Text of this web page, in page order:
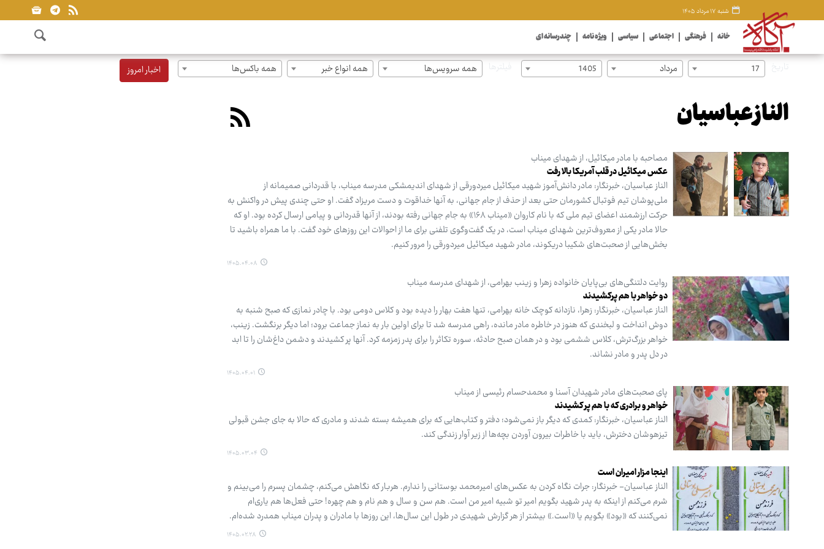
شنبه ۱۷ مرداد ۱۴۰۵
خانه فرهنگی اجتماعی سیاسی ویژه نامه چندرسانه ای
17 مرداد 1405 همه سرویس‌ها همه انواع خبر همه باکس‌ها اخبار امروز
الناز عباسیان
مصاحبه با مادر میکائیل، از شهدای میناب
عکس میکائیل در قلب آمریکا بالا رفت
الناز عباسیان، خبرنگار: مادر دانش‌آموز شهید میکائیل میردورقی از شهدای اندیمشکی مدرسه میناب، با قدردانی صمیمانه از
ملی‌پوشان تیم فوتبال کشورمان حتی بعد از حذف از جام جهانی، به آنها خداقوت و دست مریزاد گفت. او حتی چندی پیش در واکنش به
حرکت ارزشمند اعضای تیم ملی که با نام کاروان «میناب ۱۶۸» به جام جهانی رفته بودند، از آنها قدردانی و پیامی ارسال کرده بود. او که
حالا مادر یکی از معروف‌ترین شهدای میناب است، در یک گفت‌وگوی تلفنی برای ما از احوالات این روزهای خود گفت. با ما همراه باشید تا
بخش‌هایی از صحبت‌های شکیبا دریکوند، مادر شهید میکائیل میردورقی را مرور کنیم.
۱۴۰۵.۰۴.۰۸
روایت دلتنگی‌های بی‌پایان خانواده زهرا و زینب بهرامی، از شهدای مدرسه میناب
دو خواهر با هم پرکشیدند
الناز عباسیان، خبرنگار: زهرا، نازدانه کوچک خانه بهرامی، تنها هفت بهار را دیده بود و کلاس دومی بود. با چادر نمازی که صبح شنبه به
دوش انداخت و لبخندی که هنوز در خاطره مادر مانده، راهی مدرسه شد تا برای اولین بار به نماز جماعت برود؛ اما دیگر برنگشت. زینب،
خواهر بزرگ‌ترش، کلاس ششمی بود و در همان صبح حادثه، سوره تکاثر را برای پدر زمزمه کرد. آنها پر کشیدند و دشمن داغ‌شان را تا ابد
در دل پدر و مادر نشاند.
۱۴۰۵.۰۴.۰۱
پای صحبت‌های مادر شهیدان آسنا و محمدحسام رئیسی از میناب
خواهر و برادری که با هم پر کشیدند
الناز عباسیان،‌ خبرنگار: کمدی که دیگر باز نمی‌شود؛ دفتر و کتاب‌هایی که برای همیشه بسته شدند و مادری که حالا به جای جشن قبولی
تیزهوشان دخترش، باید با خاطرات بیرون آوردن بچه‌ها از زیر آوار زندگی کند.
۱۴۰۵.۰۳.۰۴
اینجا مزار امیران است
الناز عباسیان- خبرنگار: جرات نگاه کردن به عکس‌های امیرمحمد بوستانی را ندارم. هربار که نگاهش می‌کنم، چشمان پسرم را می‌بینم و
شرم می‌کنم از اینکه به پدر شهید بگویم امیر تو شبیه امیر من است. هم سن و سال و هم نام و هم چهره! حتی فعل‌ها هم یاری‌ام
نمی‌کنند که «بود» بگویم یا «است.» بیشتر از هر گزارش شهیدی در طول این سال‌ها، این روزها با مادران و پدران میناب همدرد شده‌ام.
۱۴۰۵.۰۲.۲۸